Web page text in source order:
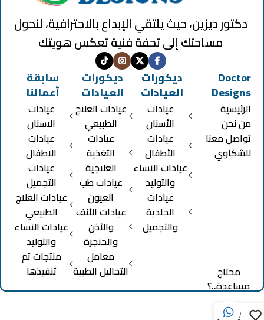
دكتور ديزين، حيث يلتقي الإبداع بالاحترافية، لنحول
مساحتك إلى تحفة فنية تعكس هويتك
Doctor
Designs
الرئيسية
من نحن
تواصل معنا
للشكاوي
ديكورات
العيادات
عيادات
الأسنان
عيادات
الأطفال
عيادات النساء
والتوليد
عيادات
الجلدية
والتجميل
ديكورات
العيادات
عيادات العلاج
الطبيعي
عيادات
التغذية
العلاجية
عيادات طب
العيون
عيادات الأنف
والأذن
والحنجرة
معامل
التحاليل الطبية
سابقة
أعمالنا
عيادات
الاسنان
عيادات
الاطفال
عيادات
التجميل
عيادات العلاج
الطبيعي
عيادات النساء
والتوليد
منتجات تم
تنفيذها
محتاج
مساعدة..؟
0